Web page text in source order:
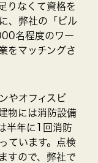
りなくて資格を
、弊社の「ビル
名程度のワー
をマッチングさ
やオフィスビ
物には消防設備
半年に1回消防
ています。点検
すので、弊社で